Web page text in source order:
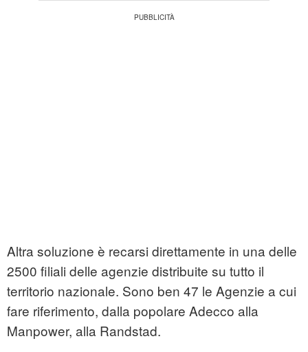
Altra soluzione è recarsi direttamente in una delle
2500 filiali delle agenzie distribuite su tutto il
territorio nazionale. Sono ben 47 le Agenzie a cui
fare riferimento, dalla popolare Adecco alla
Manpower, alla Randstad.